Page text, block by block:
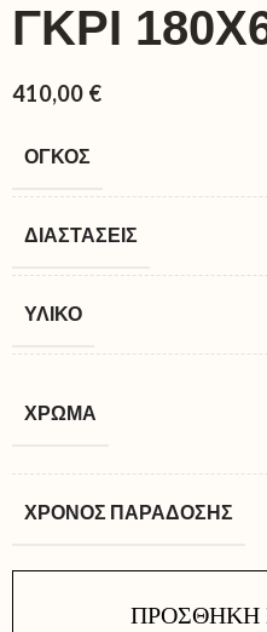
ΓΚΡΙ
410,00 €
ΌΓΚΟΣ
ΔΙΑΣΤΆΣΕΙΣ
ΥΛΙΚΌ
ΧΡΏΜΑ
ΧΡΌΝΟΣ ΠΑΡΆΔΟΣΗΣ
ΠΡΟΣΘΉΚΗ